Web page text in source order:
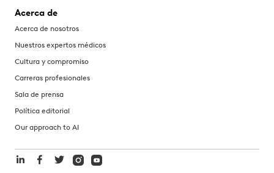
Acerca de
Acerca de nosotros
Nuestros expertos médicos
Cultura y compromiso
Carreras profesionales
Sala de prensa
Política editorial
Our approach to AI